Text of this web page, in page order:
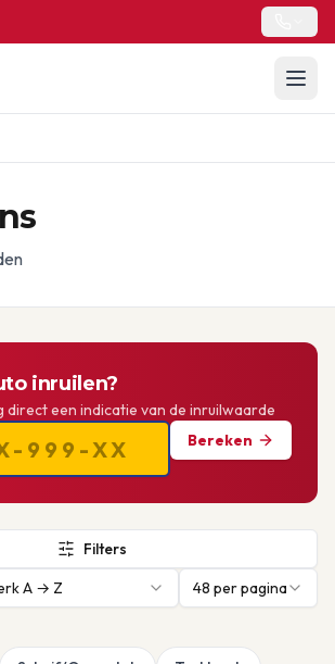
inruilen?
direct een indicatie van de inruilwaarde
Bereken
Filters
A → Z
48 per pagina